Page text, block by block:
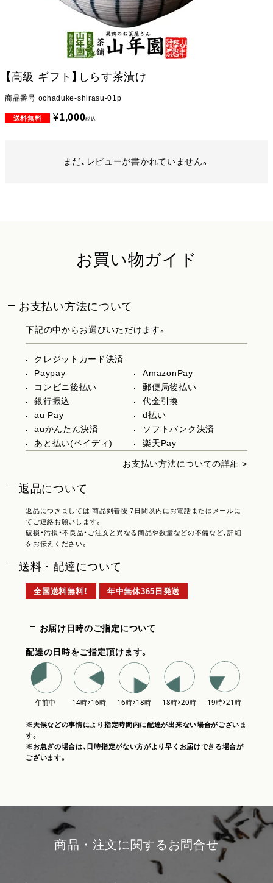
【高級 ギフト】しらす茶漬け
商品番号 ochaduke-shirasu-01p
¥1,000税込
まだ、レビューが書かれていません。
お買い物ガイド
お支払い方法について
下記の中からお選びいただけます。
クレジットカード決済
Paypay
AmazonPay
コンビニ後払い
郵便局後払い
銀行振込
代金引換
au Pay
d払い
auかんたん決済
ソフトバンク決済
あと払い(ペイディ)
楽天Pay
お支払い方法についての詳細 >
返品について
返品につきましては 商品到着後 7日間以内にお電話またはメールに
てご連絡お願いします。
破損・汚損・不良品・ご注文と異なる商品や数量などの不備など、詳細
をお伝えください。
送料・配達について
全国送料無料！ 年中無休365日発送
お届け日時のご指定について
配達の日時をご指定頂けます。
※天候などの事情により指定時間内に配達が出来ない場合がございま
す。
※お急ぎの場合は、日時指定がない方がより早くお届けできる場合が
ございます。
商品・注文に関するお問合せ